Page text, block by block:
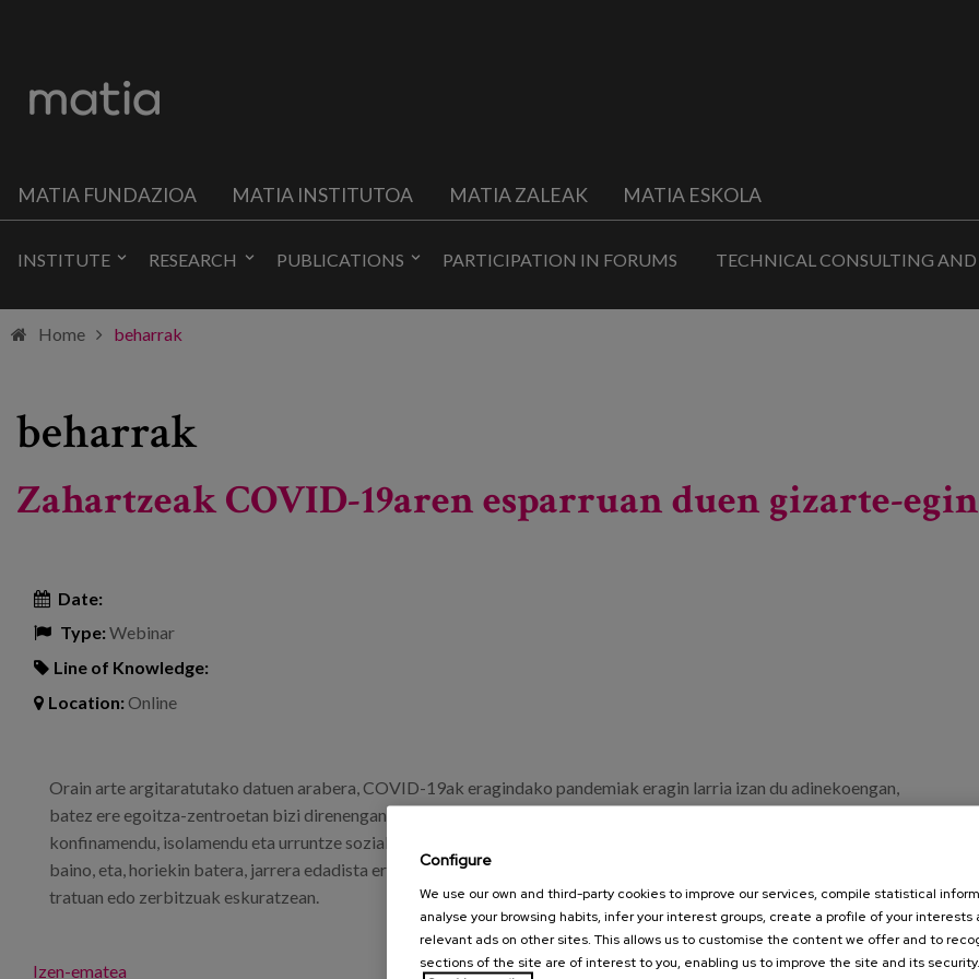
MATIA FUNDAZIOA MATIA INSTITUTOA MATIA ZALEAK MATIA ESKOLA
INSTITUTE RESEARCH PUBLICATIONS PARTICIPATION IN FORUMS TECHNICAL CONSULTING
Home beharrak
beharrak
Zahartzeak COVID-19aren esparruan duen gizarte-
Date:
Type:Webinar
Line of Knowledge:
Location:Online
Orain arte argitaratutako datuen arabera, COVID-19ak eragindako pandemiak eragin larria izan du adinekoengan,
batez ere egoitza-zentroetan bizi direnengan. Gaixotasunaren ahultasunaren eta pronostiko txarraren ondorioz,
konfinamendu, isolamendu eta urruntze sozialeko prebentzio-neurri murriztaileagoak ezarri dira beste edozein taldetan
baino, eta, horiekin batera, jarrera edadista erabakigarriak hartu dira funtsezko gaietan, hala nola adineko pertsonen
tratuan edo zerbitzuak eskuratzean.
Izen-ematea
Configure
We use our own and third-party cookies to improve our services, compile statistical
analyse your browsing habits, infer your interest groups, create a profile of your interests
relevant ads on other sites. This allows us to customise the content we offer and to
sections of the site are of interest to you, enabling us to improve the site and its security.